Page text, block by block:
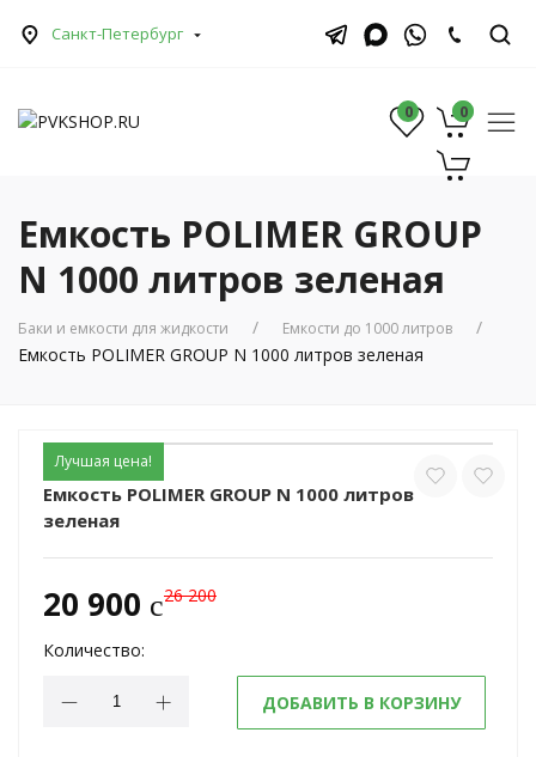
Санкт-Петербург
0 0
0
Емкость POLIMER GROUP
N 1000 литров зеленая
Баки и емкости для жидкости Емкости до 1000 литров
Емкость POLIMER GROUP N 1000 литров зеленая
Лучшая цена!
Емкость POLIMER GROUP N 1000 литров
зеленая
20 900 c26 200
Количество:
ДОБАВИТЬ В КОРЗИНУ